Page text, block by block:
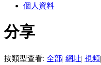
個人資料
分享
按類型查看: 全部| 網址| 視頻|